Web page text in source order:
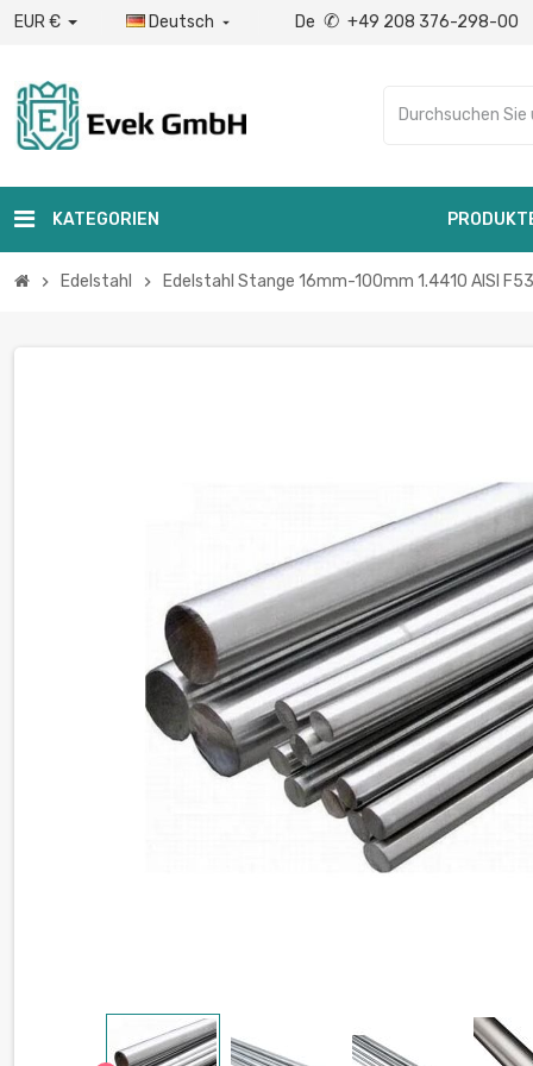
EUR € Deutsch  De ✆ +49 208 376-298-00
KATEGORIEN
chevron_right Edelstahl chevron_right Edelstahl Stange 16mm-100mm 1.4410 AISI